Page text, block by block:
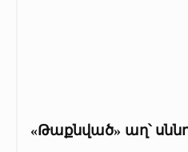
«Թաքնված» աղ՝